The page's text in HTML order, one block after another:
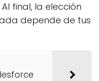
final, la elección
depende de tus